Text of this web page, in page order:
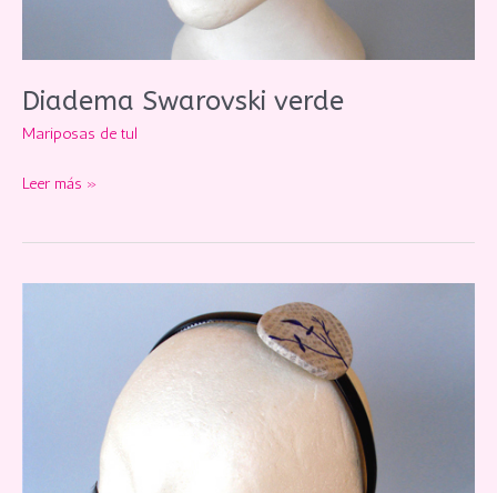
Diadema Swarovski verde
Mariposas de tul
Diadema
Leer más »